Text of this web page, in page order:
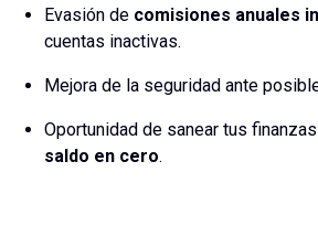
Evasión de comisiones anuales
cuentas inactivas.
Mejora de la seguridad ante
Oportunidad de sanear tus
saldo en cero.